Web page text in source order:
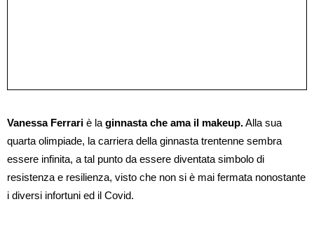
Vanessa Ferrari è la ginnasta che ama il makeup.Alla sua
quarta olimpiade, la carriera della ginnasta trentenne sembra
essere infinita, a tal punto da essere diventata simbolo di
resistenza e resilienza, visto che non si è mai fermata nonostante
i diversi infortuni ed il Covid.